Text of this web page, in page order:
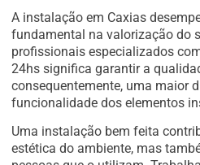
A instalação em Caxias
fundamental na valorização do
profissionais especializados
24hs significa garantir a
consequentemente, uma maior
funcionalidade dos elementos
Uma instalação bem feita
estética do ambiente, mas